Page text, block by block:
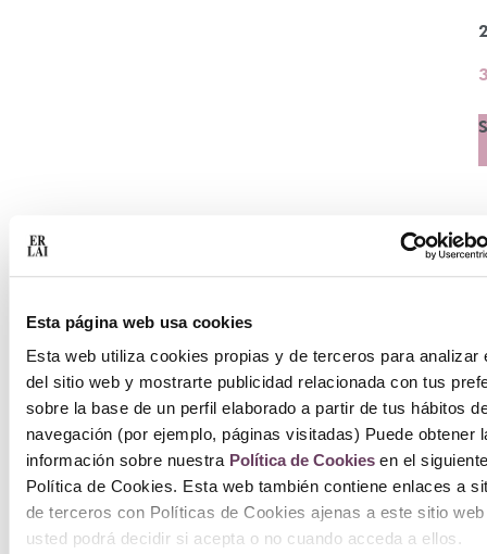
Esta página web usa cookies
Esta web utiliza cookies propias y de terceros para analizar
del sitio web y mostrarte publicidad relacionada con tus
sobre la base de un perfil elaborado a partir de tus hábitos
navegación (por ejemplo, páginas visitadas) Puede obtener
información sobre nuestra Política de Cookiesen el
Política de Cookies. Esta web también contiene enlaces a
de terceros con Políticas de Cookies ajenas a este sitio web
usted podrá decidir si acepta o no cuando acceda a ellos.